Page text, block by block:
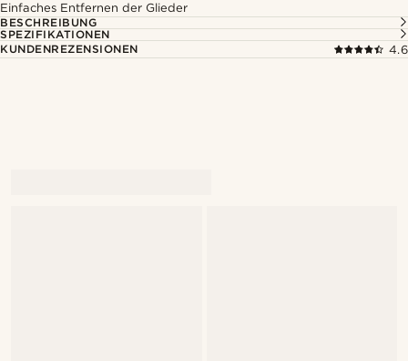
Einfaches Entfernen der Glieder
BESCHREIBUNG
SPEZIFIKATIONEN
KUNDENREZENSIONEN
4.6